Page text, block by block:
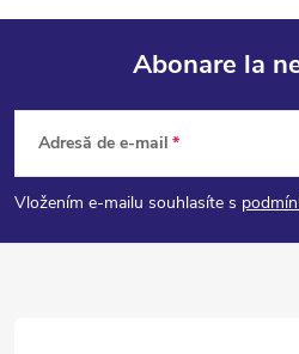
S
u
b
Abonare la
Adresă de e-mail
Vložením e-mailu souhlasíte s